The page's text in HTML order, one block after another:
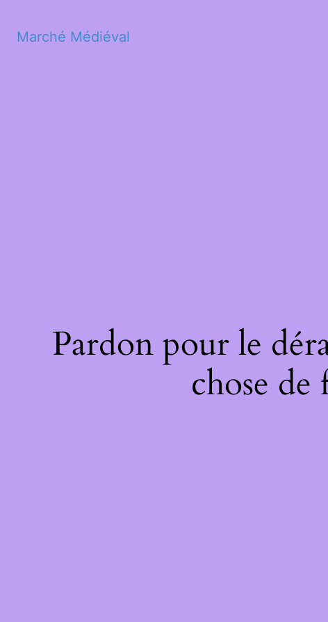
Marché Médiéval
Pardon pour le
chose